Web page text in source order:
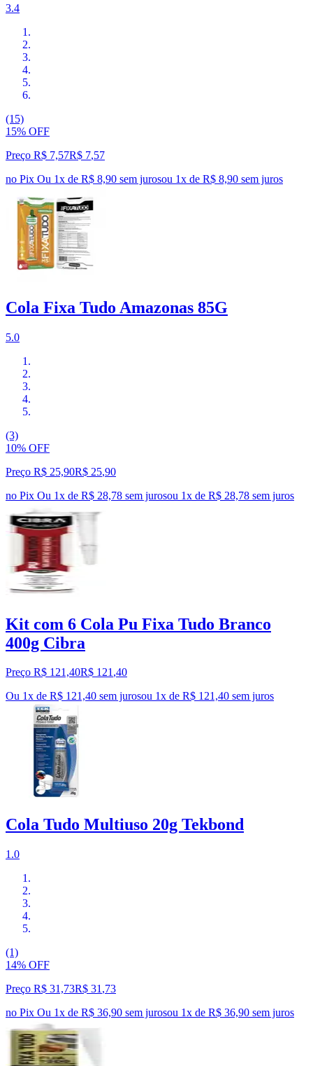
3.4
(15)
15% OFF
Preço R$ 7,57R$ 7,57
no Pix Ou 1x de R$ 8,90 sem jurosou 1x de R$ 8,90 sem juros
Cola Fixa Tudo Amazonas 85G
5.0
(3)
10% OFF
Preço R$ 25,90R$ 25,90
no Pix Ou 1x de R$ 28,78 sem jurosou 1x de R$ 28,78 sem juros
Kit com 6 Cola Pu Fixa Tudo Branco
400g Cibra
Preço R$ 121,40R$ 121,40
Ou 1x de R$ 121,40 sem jurosou 1x de R$ 121,40 sem juros
Cola Tudo Multiuso 20g Tekbond
1.0
(1)
14% OFF
Preço R$ 31,73R$ 31 ,73
no Pix Ou 1x de R$ 36,90 sem jurosou 1x de R$ 36,90 sem juros